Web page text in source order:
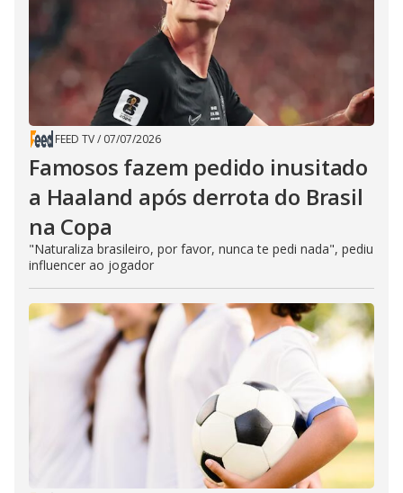
FEED TV/ 07/07/2026
Famosos fazem pedido inusitado
a Haaland após derrota do Brasil
na Copa
"Naturaliza brasileiro, por favor, nunca te pedi nada", pediu
influencer ao jogador